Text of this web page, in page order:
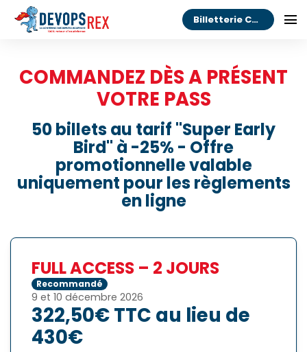
Billetterie Congrès
COMMANDEZ DÈS A PRÉSENT
VOTRE PASS
50 billets au tarif "Super Early
Bird" à -25% - Offre
promotionnelle valable
uniquement pour les règlements
en ligne
FULL ACCESS – 2 JOURS
Recommandé
9 et 10 décembre 2026
322,50€ TTC au lieu de
430€